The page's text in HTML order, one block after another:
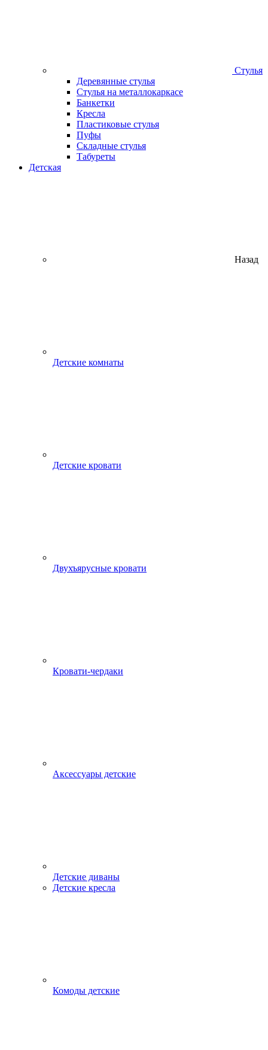
Стулья
Деревянные стулья
Стулья на металлокаркасе
Банкетки
Кресла
Пластиковые стулья
Пуфы
Складные стулья
Табуреты
Детская
Назад
Детские комнаты
Детские кровати
Двухъярусные кровати
Кровати-чердаки
Аксессуары детские
Детские диваны
Детские кресла
Комоды детские